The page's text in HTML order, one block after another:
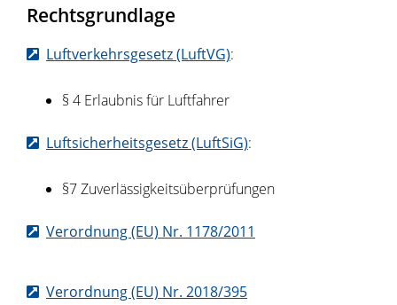
Rechtsgrundlage
Luftverkehrsgesetz (LuftVG):
§ 4 Erlaubnis für Luftfahrer
Luftsicherheitsgesetz (LuftSiG):
§7 Zuverlässigkeitsüberprüfungen
Verordnung (EU) Nr. 1178/2011
Verordnung (EU) Nr. 2018/395